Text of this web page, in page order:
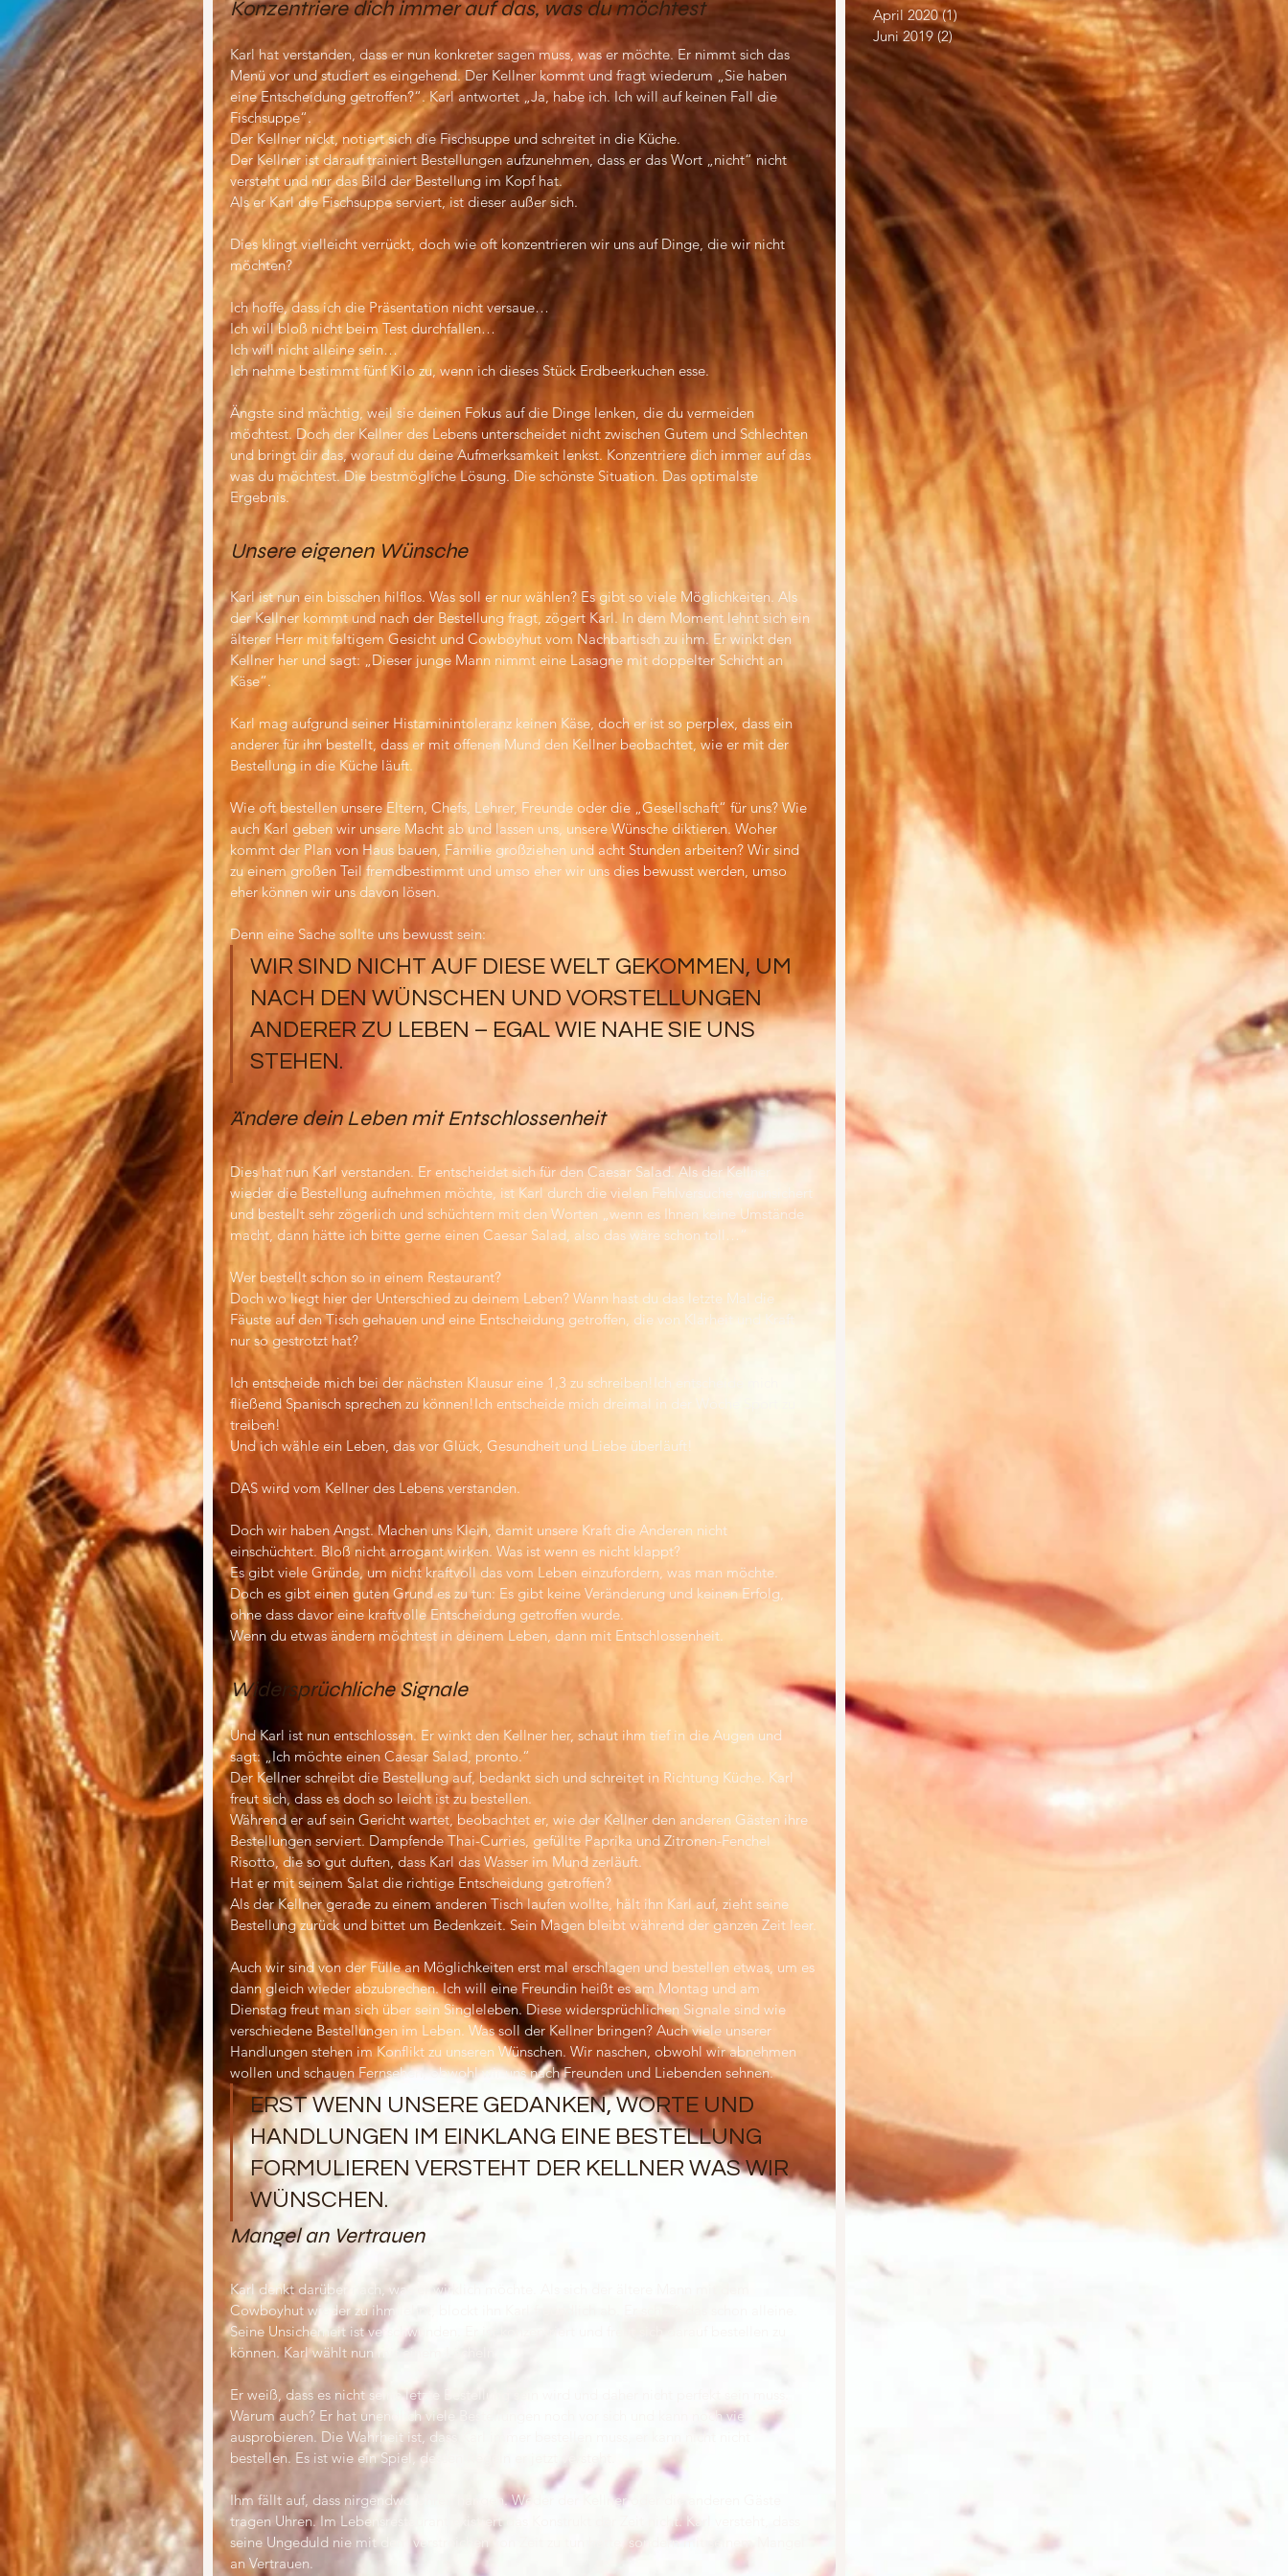
Konzentriere dich immer auf das, was du möchtest
Karl hat verstanden, dass er nun konkreter sagen muss, was er möchte. Er nimmt sich das
Menü vor und studiert es eingehend. Der Kellner kommt und fragt wiederum „Sie haben
eine Entscheidung getroffen?“. Karl antwortet „Ja, habe ich. Ich will auf keinen Fall die
Fischsuppe“.
Der Kellner nickt, notiert sich die Fischsuppe und schreitet in die Küche.
Der Kellner ist darauf trainiert Bestellungen aufzunehmen, dass er das Wort „nicht“ nicht
versteht und nur das Bild der Bestellung im Kopf hat.
Als er Karl die Fischsuppe serviert, ist dieser außer sich.
Dies klingt vielleicht verrückt, doch wie oft konzentrieren wir uns auf Dinge, die wir nicht
möchten?
Ich hoffe, dass ich die Präsentation nicht versaue…
Ich will bloß nicht beim Test durchfallen…
Ich will nicht alleine sein…
Ich nehme bestimmt fünf Kilo zu, wenn ich dieses Stück Erdbeerkuchen esse.
Ängste sind mächtig, weil sie deinen Fokus auf die Dinge lenken, die du vermeiden
möchtest. Doch der Kellner des Lebens unterscheidet nicht zwischen Gutem und Schlechten
und bringt dir das, worauf du deine Aufmerksamkeit lenkst. Konzentriere dich immer auf das
was du möchtest. Die bestmögliche Lösung. Die schönste Situation. Das optimalste
Ergebnis.
Unsere eigenen Wünsche
Karl ist nun ein bisschen hilflos. Was soll er nur wählen? Es gibt so viele Möglichkeiten. Als
der Kellner kommt und nach der Bestellung fragt, zögert Karl. In dem Moment lehnt sich ein
älterer Herr mit faltigem Gesicht und Cowboyhut vom Nachbartisch zu ihm. Er winkt den
Kellner her und sagt: „Dieser junge Mann nimmt eine Lasagne mit doppelter Schicht an
Käse“.
Karl mag aufgrund seiner Histaminintoleranz keinen Käse, doch er ist so perplex, dass ein
anderer für ihn bestellt, dass er mit offenen Mund den Kellner beobachtet, wie er mit der
Bestellung in die Küche läuft.
Wie oft bestellen unsere Eltern, Chefs, Lehrer, Freunde oder die „Gesellschaft“ für uns? Wie
auch Karl geben wir unsere Macht ab und lassen uns, unsere Wünsche diktieren. Woher
kommt der Plan von Haus bauen, Familie großziehen und acht Stunden arbeiten? Wir sind
zu einem großen Teil fremdbestimmt und umso eher wir uns dies bewusst werden, umso
eher können wir uns davon lösen.
Denn eine Sache sollte uns bewusst sein:
WIR SIND NICHT AUF DIESE WELT GEKOMMEN, UM
NACH DEN WÜNSCHEN UND VORSTELLUNGEN
ANDERER ZU LEBEN – EGAL WIE NAHE SIE UNS
STEHEN.
Ändere dein Leben mit Entschlossenheit
Dies hat nun Karl verstanden. Er entscheidet sich für den Caesar Salad. Als der Kellner
wieder die Bestellung aufnehmen möchte, ist Karl durch die vielen Fehlversuche verunsichert
und bestellt sehr zögerlich und schüchtern mit den Worten „wenn es Ihnen keine Umstände
macht, dann hätte ich bitte gerne einen Caesar Salad, also das wäre schon toll…“
Wer bestellt schon so in einem Restaurant?
Doch wo liegt hier der Unterschied zu deinem Leben? Wann hast du das letzte Mal die
Fäuste auf den Tisch gehauen und eine Entscheidung getroffen, die von Klarheit und Kraft
nur so gestrotzt hat?
Ich entscheide mich bei der nächsten Klausur eine 1,3 zu schreiben!Ich entscheide mich
fließend Spanisch sprechen zu können!Ich entscheide mich dreimal in der Woche Sport zu
treiben!
Und ich wähle ein Leben, das vor Glück, Gesundheit und Liebe überläuft!
DAS wird vom Kellner des Lebens verstanden.
Doch wir haben Angst. Machen uns Klein, damit unsere Kraft die Anderen nicht
einschüchtert. Bloß nicht arrogant wirken. Was ist wenn es nicht klappt?
Es gibt viele Gründe, um nicht kraftvoll das vom Leben einzufordern, was man möchte.
Doch es gibt einen guten Grund es zu tun: Es gibt keine Veränderung und keinen Erfolg,
ohne dass davor eine kraftvolle Entscheidung getroffen wurde.
Wenn du etwas ändern möchtest in deinem Leben, dann mit Entschlossenheit.
Widersprüchliche Signale
Und Karl ist nun entschlossen. Er winkt den Kellner her, schaut ihm tief in die Augen und
sagt: „Ich möchte einen Caesar Salad, pronto.“
Der Kellner schreibt die Bestellung auf, bedankt sich und schreitet in Richtung Küche. Karl
freut sich, dass es doch so leicht ist zu bestellen.
Während er auf sein Gericht wartet, beobachtet er, wie der Kellner den anderen Gästen ihre
Bestellungen serviert. Dampfende Thai-Curries, gefüllte Paprika und Zitronen-Fenchel
Risotto, die so gut duften, dass Karl das Wasser im Mund zerläuft.
Hat er mit seinem Salat die richtige Entscheidung getroffen?
Als der Kellner gerade zu einem anderen Tisch laufen wollte, hält ihn Karl auf, zieht seine
Bestellung zurück und bittet um Bedenkzeit. Sein Magen bleibt während der ganzen Zeit leer.
Auch wir sind von der Fülle an Möglichkeiten erst mal erschlagen und bestellen etwas, um es
dann gleich wieder abzubrechen. Ich will eine Freundin heißt es am Montag und am
Dienstag freut man sich über sein Singleleben. Diese widersprüchlichen Signale sind wie
verschiedene Bestellungen im Leben. Was soll der Kellner bringen? Auch viele unserer
Handlungen stehen im Konflikt zu unseren Wünschen. Wir naschen, obwohl wir abnehmen
wollen und schauen Fernsehen, obwohl wir uns nach Freunden und Liebenden sehnen.
ERST WENN UNSERE GEDANKEN, WORTE UND
HANDLUNGEN IM EINKLANG EINE BESTELLUNG
FORMULIEREN VERSTEHT DER KELLNER WAS WIR
WÜNSCHEN.
Mangel an Vertrauen
Karl denkt darüber nach, was er wirklich möchte. Als sich der ältere Mann mit dem
Cowboyhut wieder zu ihm lehnt, blockt ihn Karl freundlich ab. Er schafft das schon alleine.
Seine Unsicherheit ist verschwunden. Er ist konzentriert und freut sich darauf bestellen zu
können. Karl wählt nun mit einem Lächeln.
Er weiß, dass es nicht seine letzte Bestellung sein wird und daher nicht perfekt sein muss.
Warum auch? Er hat unendlich viele Bestellungen noch vor sich und kann noch viel
ausprobieren. Die Wahrheit ist, dass Karl immer bestellen muss, er kann nicht nicht
bestellen. Es ist wie ein Spiel, dessen Regeln er jetzt versteht.
Ihm fällt auf, dass nirgendwo Uhren hängen. Weder der Kellner oder die anderen Gäste
tragen Uhren. Im Lebensrestaurant existiert das Konstrukt der Zeit nicht. Karl versteht, dass
seine Ungeduld nie mit dem verstreichen von Zeit zu tun hatte, sondern mit seinem Mangel
an Vertrauen.
April 2020 (1) 1 Beitrag
Juni 2019 (2)2 Beiträge